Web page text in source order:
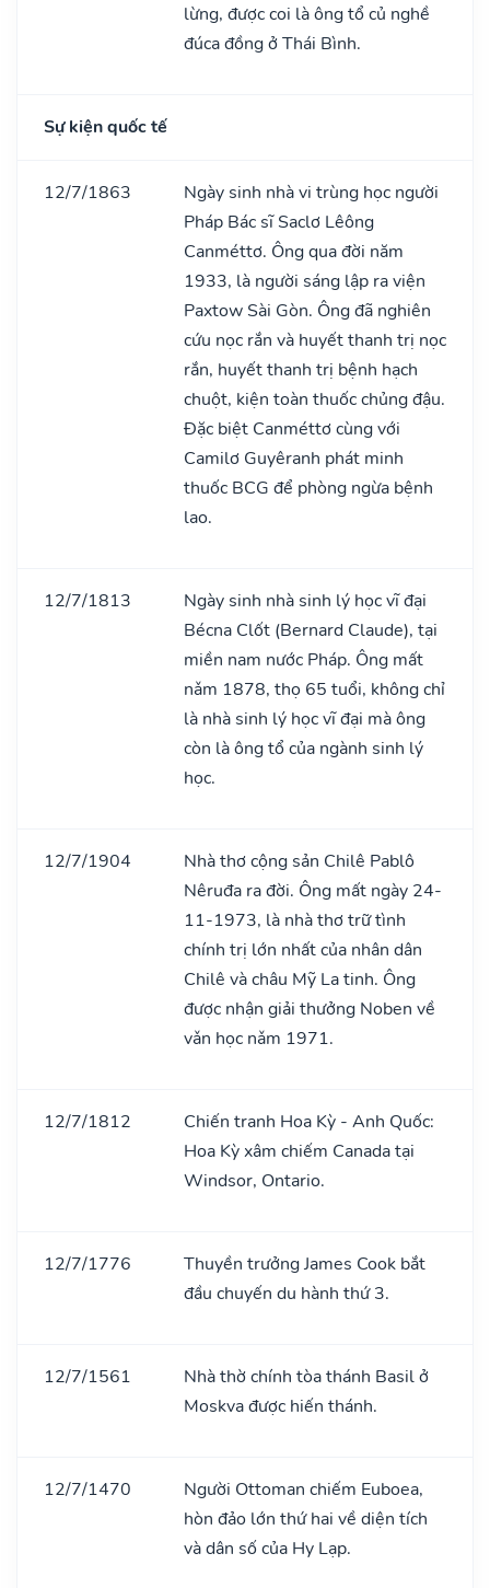
lừng, được coi là ông tổ củ nghề
đúca đồng ở Thái Bình.
Sự kiện quốc tế
12/7/1863
Ngày sinh nhà vi trùng học người
Pháp Bác sĩ Saclơ Lêông
Canméttơ. Ông qua đời năm
1933, là người sáng lập ra viện
Paxtow Sài Gòn. Ông đã nghiên
cứu nọc rắn và huyết thanh trị nọc
rắn, huyết thanh trị bệnh hạch
chuột, kiện toàn thuốc chủng đậu.
Đặc biệt Canméttơ cùng với
Camilơ Guyêranh phát minh
thuốc BCG để phòng ngừa bệnh
lao.
12/7/1813
Ngày sinh nhà sinh lý học vĩ đại
Bécna Clốt (Bernard Claude), tại
miền nam nước Pháp. Ông mất
nǎm 1878, thọ 65 tuổi, không chỉ
là nhà sinh lý học vĩ đại mà ông
còn là ông tổ của ngành sinh lý
học.
12/7/1904
Nhà thơ cộng sản Chilê Pablô
Nêruđa ra đời. Ông mất ngày 24-
11-1973, là nhà thơ trữ tình
chính trị lớn nhất của nhân dân
Chilê và châu Mỹ La tinh. Ông
được nhận giải thưởng Noben về
vǎn học nǎm 1971.
12/7/1812
Chiến tranh Hoa Kỳ - Anh Quốc:
Hoa Kỳ xâm chiếm Canada tại
Windsor, Ontario.
12/7/1776
Thuyền trưởng James Cook bắt
đầu chuyến du hành thứ 3.
12/7/1561
Nhà thờ chính tòa thánh Basil ở
Moskva được hiến thánh.
12/7/1470
Người Ottoman chiếm Euboea,
hòn đảo lớn thứ hai về diện tích
và dân số của Hy Lạp.